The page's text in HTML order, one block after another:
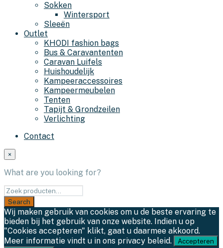
Sokken
Wintersport
Sleeën
Outlet
KHODI fashion bags
Bus & Caravantenten
Caravan Luifels
Huishoudelijk
Kampeeraccessoires
Kampeermeubelen
Tenten
Tapijt & Grondzeilen
Verlichting
Contact
×
What are you looking for?
Wij maken gebruik van cookies om u de beste ervaring te
bieden bij het gebruik van onze website. Indien u op
"Cookies accepteren" klikt, gaat u daarmee akkoord.
Meer informatie vindt u in ons privacy beleid.
Accepteren